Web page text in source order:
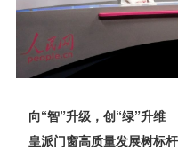
向“智”升级，创“绿”升维
皇派门窗高质量发展树标杆